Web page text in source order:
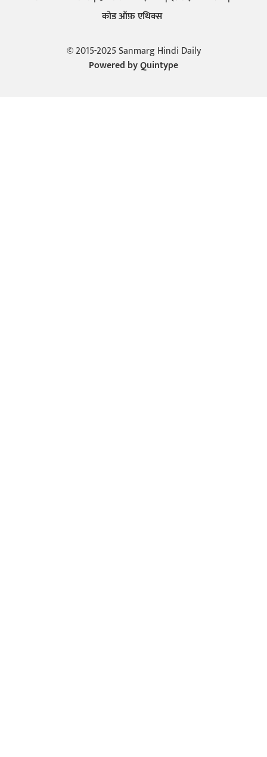
कोड ऑफ़ एथिक्स
© 2015-2025 Sanmarg Hindi Daily
Powered byQuintype